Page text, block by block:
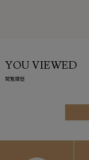
YOU VIEWED
閲覧履歴